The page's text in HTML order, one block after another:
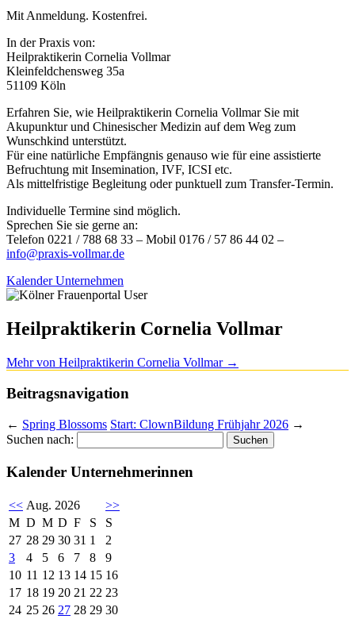
Mit Anmeldung. Kostenfrei.
In der Praxis von:
Heilpraktikerin Cornelia Vollmar
Kleinfeldchensweg 35a
51109 Köln
Erfahren Sie, wie Heilpraktikerin Cornelia Vollmar Sie mit
Akupunktur und Chinesischer Medizin auf dem Weg zum
Wunschkind unterstützt.
Für eine natürliche Empfängnis genauso wie für eine assistierte
Befruchtung mit Insemination, IVF, ICSI etc.
Als mittelfristige Begleitung oder punktuell zum Transfer-Termin.
Individuelle Termine sind möglich.
Sprechen Sie sie gerne an:
Telefon 0221 / 788 68 33 – Mobil 0176 / 57 86 44 02 –
info@praxis-vollmar.de
Kalender Unternehmen
Heilpraktikerin Cornelia Vollmar
Mehr von Heilpraktikerin Cornelia Vollmar →
Beitragsnavigation
← Spring Blossoms Start: ClownBildung Frühjahr 2026 →
Suchen nach:
Kalender Unternehmerinnen
<< Aug. 2026
>>
M D M D F S
S
27 28 29 30 31 1
2
3
4 5 6 7 8
9
10 11 12 13 14 15 16
17 18 19 20 21 22 23
24 25 26 27 28 29 30